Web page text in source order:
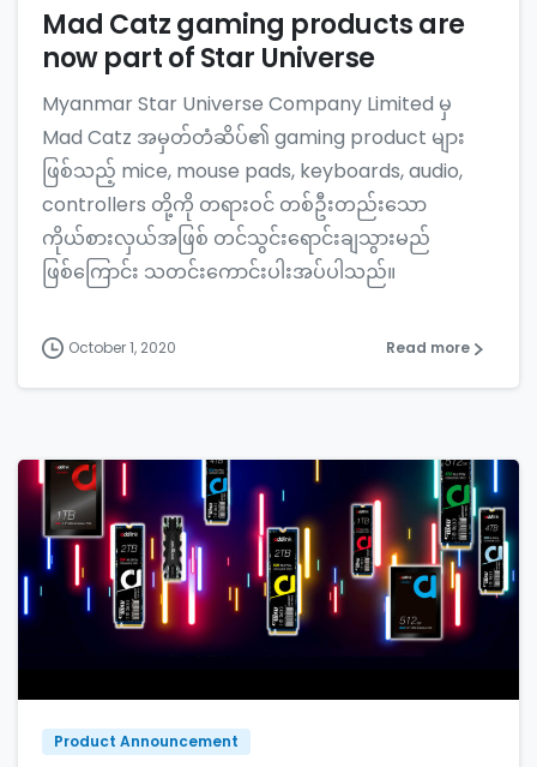
Mad Catz gaming products are
now part of Star Universe
Myanmar Star Universe Company Limited မှ
Mad Catz အမှတ်တံဆိပ်၏ gaming product များ
ဖြစ်သည့် mice, mouse pads, keyboards, audio,
controllers တို့ကို တရားဝင် တစ်ဦးတည်းသော
ကိုယ်စားလှယ်အဖြစ် တင်သွင်းရောင်းချသွားမည်
ဖြစ်ကြောင်း သတင်းကောင်းပါးအပ်ပါသည်။
October 1, 2020 Read more
Product Announcement